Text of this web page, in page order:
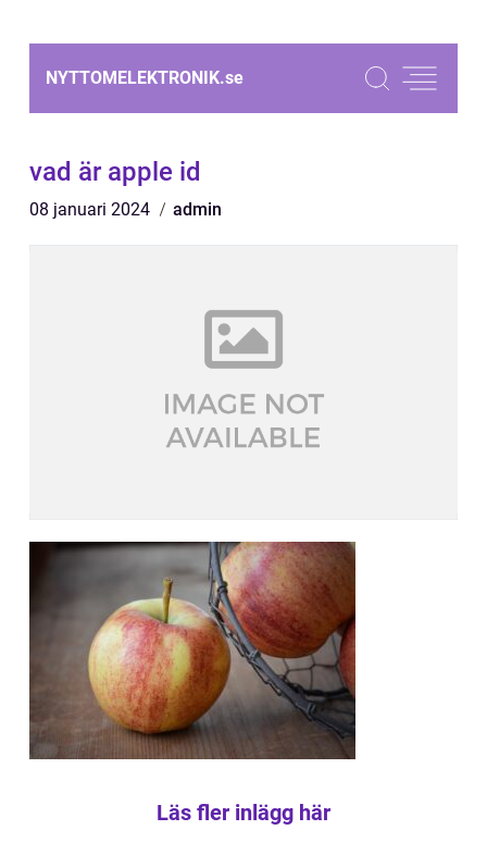
NYTTOMELEKTRONIK.se
vad är apple id
08 januari 2024 admin
Läs fler inlägg här